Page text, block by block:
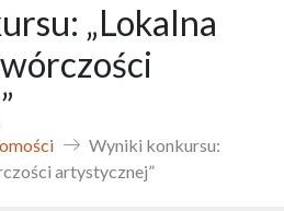
„Lokalna
Wyniki konkursu:
artystycznej”